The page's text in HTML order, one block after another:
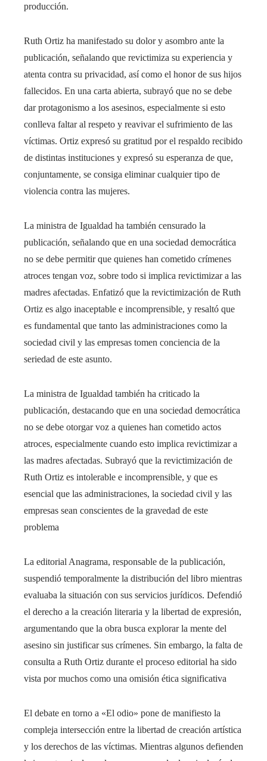
producción.
Ruth Ortiz ha manifestado su dolor y asombro ante la
publicación, señalando que revictimiza su experiencia y
atenta contra su privacidad, así como el honor de sus hijos
fallecidos. En una carta abierta, subrayó que no se debe
dar protagonismo a los asesinos, especialmente si esto
conlleva faltar al respeto y reavivar el sufrimiento de las
víctimas. Ortiz expresó su gratitud por el respaldo recibido
de distintas instituciones y expresó su esperanza de que,
conjuntamente, se consiga eliminar cualquier tipo de
violencia contra las mujeres.
La ministra de Igualdad ha también censurado la
publicación, señalando que en una sociedad democrática
no se debe permitir que quienes han cometido crímenes
atroces tengan voz, sobre todo si implica revictimizar a las
madres afectadas. Enfatizó que la revictimización de Ruth
Ortiz es algo inaceptable e incomprensible, y resaltó que
es fundamental que tanto las administraciones como la
sociedad civil y las empresas tomen conciencia de la
seriedad de este asunto.
La ministra de Igualdad también ha criticado la
publicación, destacando que en una sociedad democrática
no se debe otorgar voz a quienes han cometido actos
atroces, especialmente cuando esto implica revictimizar a
las madres afectadas. Subrayó que la revictimización de
Ruth Ortiz es intolerable e incomprensible, y que es
esencial que las administraciones, la sociedad civil y las
empresas sean conscientes de la gravedad de este
problema
La editorial Anagrama, responsable de la publicación,
suspendió temporalmente la distribución del libro mientras
evaluaba la situación con sus servicios jurídicos. Defendió
el derecho a la creación literaria y la libertad de expresión,
argumentando que la obra busca explorar la mente del
asesino sin justificar sus crímenes. Sin embargo, la falta de
consulta a Ruth Ortiz durante el proceso editorial ha sido
vista por muchos como una omisión ética significativa
El debate en torno a «El odio» pone de manifiesto la
compleja intersección entre la libertad de creación artística
y los derechos de las víctimas. Mientras algunos defienden